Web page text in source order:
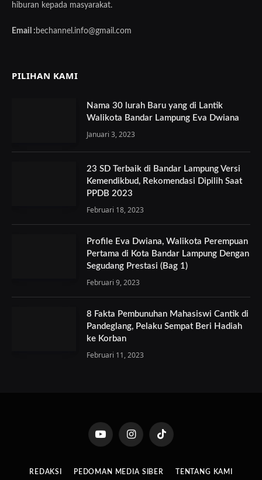
hiburan kepada masyarakat.
Email : bechannel.info@gmail.com
PILIHAN KAMI
Nama 30 lurah Baru yang di Lantik
Walikota Bandar Lampung Eva Dwiana
Januari 3, 2023
23 SD Terbaik di Bandar Lampung Versi
Kemendikbud, Rekomendasi Dipilih Saat
PPDB 2023
Februari 18, 2023
Profile Eva Dwiana, Walikota Perempuan
Pertama di Kota Bandar Lampung Dengan
Segudang Prestasi (Bag 1)
Februari 9, 2023
8 Fakta Pembunuhan Mahasiswi Cantik di
Pandeglang, Pelaku Sempat Beri Hadiah
ke Korban
Februari 11, 2023
YouTube InstagramTikTok
REDAKSI PEDOMAN MEDIA SIBER TENTANG KAMI